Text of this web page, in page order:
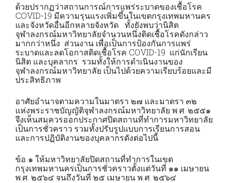
ด้วยปรากฏว่าสถานการณ์การแพร่ระบาดของเชื้อโรค
COVID-19 มีความรุนแรงเพิ่มขึ้นในเขตกรุงเทพมหานคร
และจังหวัดอื่นอีกหลายจังหวัด ทั้งยังพบว่านิสิต
จุฬาลงกรณ์มหาวิทยาลัยจำนวนหนึ่งติดเชื้อโรคดังกล่าว
มากกว่าหนึ่ง ส่วนงาน เพื่อเป็นการป้องกันการแพร่
ระบาดและลดโอกาสติดเชื้อโรค COVID-19 แก่นักเรียน
นิสิต และบุคลากร รวมทั้งให้การดำเนินงานของ
จุฬาลงกรณ์มหาวิทยาลัย เป็นไปด้วยความเรียบร้อยและมี
ประสิทธิภาพ
อาศัยอำนาจตามความในมาตรา ๒๗ และมาตรา ๓๒
แห่งพระราชบัญญัติจุฬาลงกรณ์มหาวิทยาลัย พ.ศ. ๒๕๕๑
จึงเห็นสมควรออกประกาศปิดสถานที่ทำการมหาวิทยาลัย
เป็นการชั่วคราว รวมทั้งปรับรูปแบบการเรียนการสอน
และการปฏิบัติงานของบุคลากรดังต่อไปนี้
ข้อ ๑ ให้มหาวิทยาลัยปิดสถานที่ทำการในเขต
กรุงเทพมหานครเป็นการชั่วคราวตั้งแต่วันที่ ๑๑ เมษายน
พ.ศ. ๒๕๖๔ จนถึงวันที่ ๒๕ เมษายน พ.ศ. ๒๕๖๔